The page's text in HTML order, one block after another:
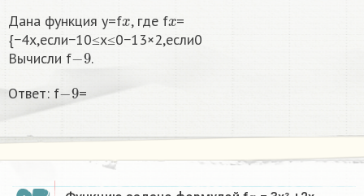
Дана функция y=f , где fx =
{−4x,если−10≤x≤0−13×2,если0
Вычисли f −9 .
Ответ: f
9 =
x